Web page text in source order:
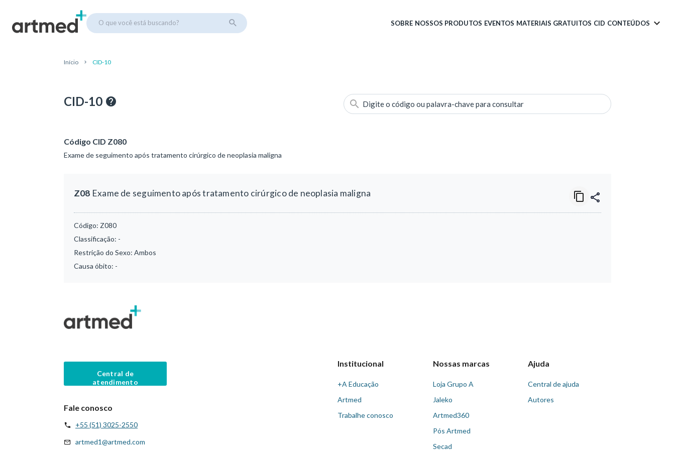
O que você está buscando? SOBRE NOSSOS PRODUTOS EVENTOS MATERIAIS GRATUITOS CID CONTEÚDOS
Início CID-10
CID-10 Digite o código ou palavra-chave para consultar
Código CID Z080
Exame de seguimento após tratamento cirúrgico de neoplasia maligna
Z08 Exame de seguimento após tratamento cirúrgico de neoplasia maligna
Código: Z080
Classificação: -
Restrição do Sexo: Ambos
Causa óbito: -
Central de
atendimento
Fale conosco
+55 (51) 3025-2550
artmed1@artmed.com
Institucional
+A Educação
Artmed
Trabalhe conosco
Nossas marcas
Loja Grupo A
Jaleko
Artmed360
Pós Artmed
Secad
Ajuda
Central de ajuda
Autores